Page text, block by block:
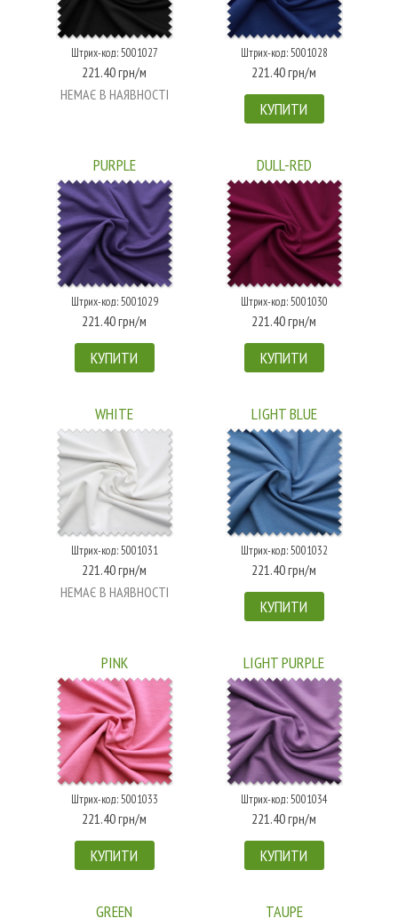
Штрих-код: 5001027
221.40 грн/м
НЕМАЄ В НАЯВНОСТІ
Штрих-код: 5001028
221.40 грн/м
КУПИТИ
PURPLE
Штрих-код: 5001029
221.40 грн/м
КУПИТИ
DULL-RED
Штрих-код: 5001030
221.40 грн/м
КУПИТИ
WHITE
Штрих-код: 5001031
221.40 грн/м
НЕМАЄ В НАЯВНОСТІ
LIGHT BLUE
Штрих-код: 5001032
221.40 грн/м
КУПИТИ
PINK
Штрих-код: 5001033
221.40 грн/м
КУПИТИ
LIGHT PURPLE
Штрих-код: 5001034
221.40 грн/м
КУПИТИ
GREEN TAUPE